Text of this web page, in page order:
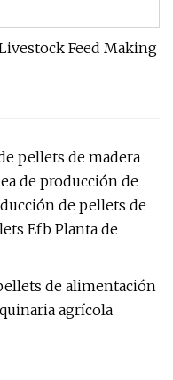
pellets de madera
de producción de
de pellets de
Efb Planta de
de alimentación
agrícola